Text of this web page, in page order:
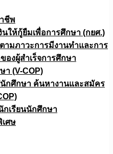
ชีพ
นให้กู้ยืมเพื่อการศึกษา (กยศ.)
ามภาวะการมีงานทำและการ
องผู้สำเร็จการศึกษา
า (V-COP)
นักศึกษา ค้นหางานและสมัคร
กเรียนนักศึกษา
เศษ